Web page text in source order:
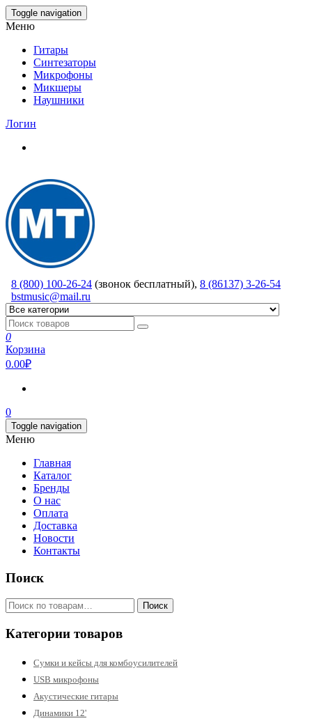
Skip
to
content
Toggle navigation
Меню
Гитары
Синтезаторы
Микрофоны
Микшеры
Наушники
Логин
8 (800) 100-26-24 (звонок бесплатный), 8 (86137) 3-26-54
bstmusic@mail.ru
0
Корзина
0.00₽
0
Toggle navigation
Меню
Главная
Каталог
Бренды
О нас
Оплата
Доставка
Новости
Контакты
Поиск
Искать: Поиск
Категории товаров
Сумки и кейсы для комбоусилителей
USB микрофоны
Акустические гитары
Динамики 12'